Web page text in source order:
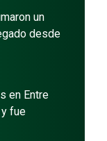
un
desde
en Entre
fue